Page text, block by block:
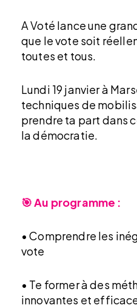
A Voté lance une
que le vote soit
toutes et tous.
Lundi 19 janvier à
techniques de
prendre ta part dans
la démocratie.
🎯 Au programme :
• Comprendre les
vote
• Te former à des
innovantes et